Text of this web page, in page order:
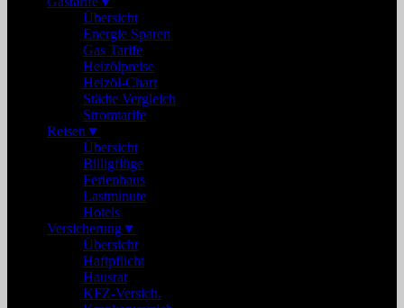
Übersicht
Energie Sparen
Gas Tarife
Heizölpreise
Heizöl-Chart
Städte Vergleich
Stromtarife
Reisen ▼
Übersicht
Billigflüge
Ferienhaus
Lastminute
Hotels
Versicherung▼
Übersicht
Haftpflicht
Hausrat
KFZ-Versich.